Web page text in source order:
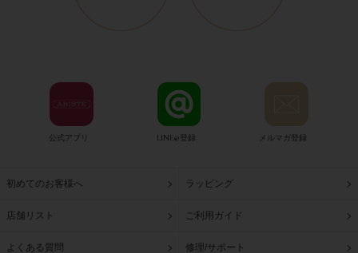
公式アプリ LINE@登録 メルマガ登録
初めてのお客様へ ラッピング
店舗リスト ご利用ガイド
よくある質問 修理/サポート